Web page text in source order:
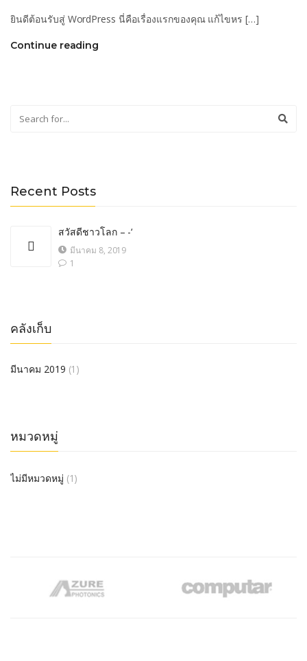
ยินดีต้อนรับสู่ WordPress นี่คือเรื่องแรกของคุณ แก้ไขหร […]
Continue reading
Recent Posts
สวัสดีชาวโลก – -‘
มีนาคม 8, 2019
1
คลังเก็บ
มีนาคม 2019 (1)
หมวดหมู่
ไม่มีหมวดหมู่ (1)